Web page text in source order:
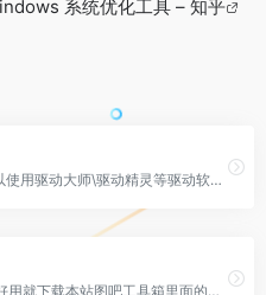
系统优化工具 – 知乎
Intel官网驱动下载，你也可以使用驱动大师\驱动精灵等驱动软件下载
windows激活工具，如果不好用就下载本站图吧工具箱里面的试试看